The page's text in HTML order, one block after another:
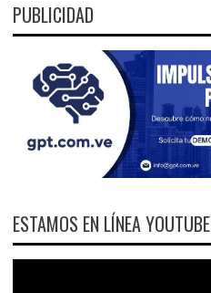
PUBLICIDAD
ESTAMOS EN LÍNEA YOUTUBE